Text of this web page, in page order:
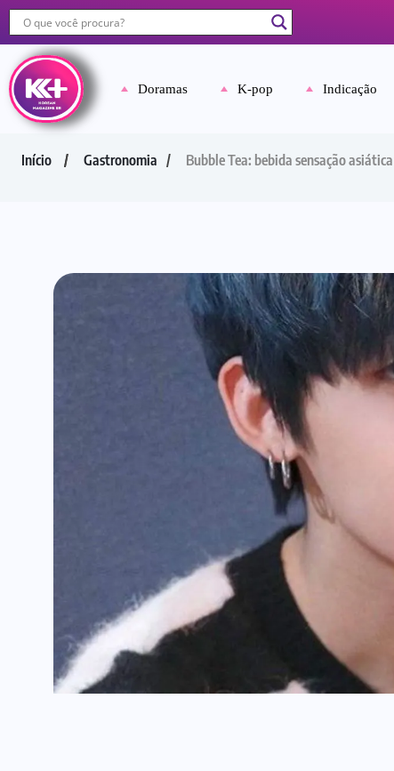
Doramas K-pop Indicação
Início Gastronomia Bubble Tea: bebida sensação asiática